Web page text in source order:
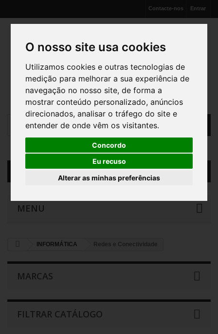
O nosso site usa cookies
Utilizamos cookies e outras tecnologias de
medição para melhorar a sua experiência de
navegação no nosso site, de forma a
mostrar conteúdo personalizado, anúncios
direcionados, analisar o tráfego do site e
entender de onde vêm os visitantes.
Concordo
Eu recuso
Alterar as minhas preferências
Entrar
Contacte-nos
Carrinho (vazio)
MENU
INFORMÁTICA Redes e Conectividade
MARCAS
FILTRAR CATÁLOGO